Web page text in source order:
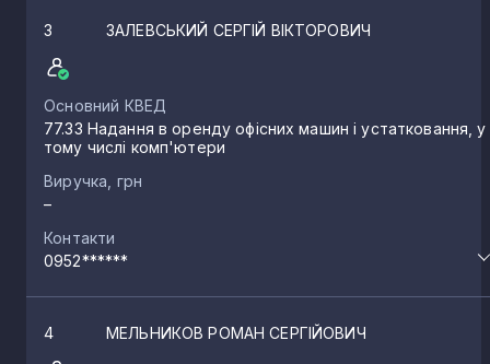
3 ЗАЛЕВСЬКИЙ СЕРГІЙ ВІКТОРОВИЧ
Основний КВЕД
77.33 Надання в оренду офісних машин і устатковання, у
тому числі комп'ютери
Виручка, грн
–
Контакти
0952******
4 МЕЛЬНИКОВ РОМАН СЕРГІЙОВИЧ